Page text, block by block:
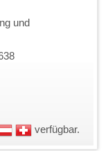
und
verfügbar.